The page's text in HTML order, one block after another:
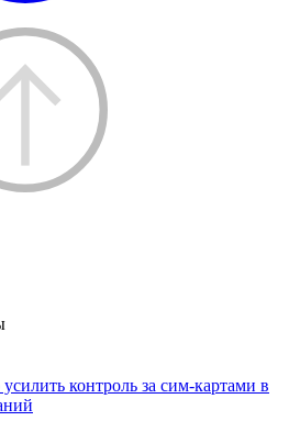
контроль за сим-картами в